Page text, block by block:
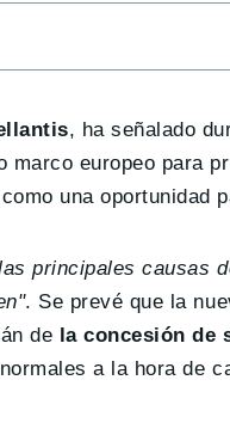
, ha señalado
marco europeo para
una
principales causas
. Se prevé que la
de la concesión de
a la hora de